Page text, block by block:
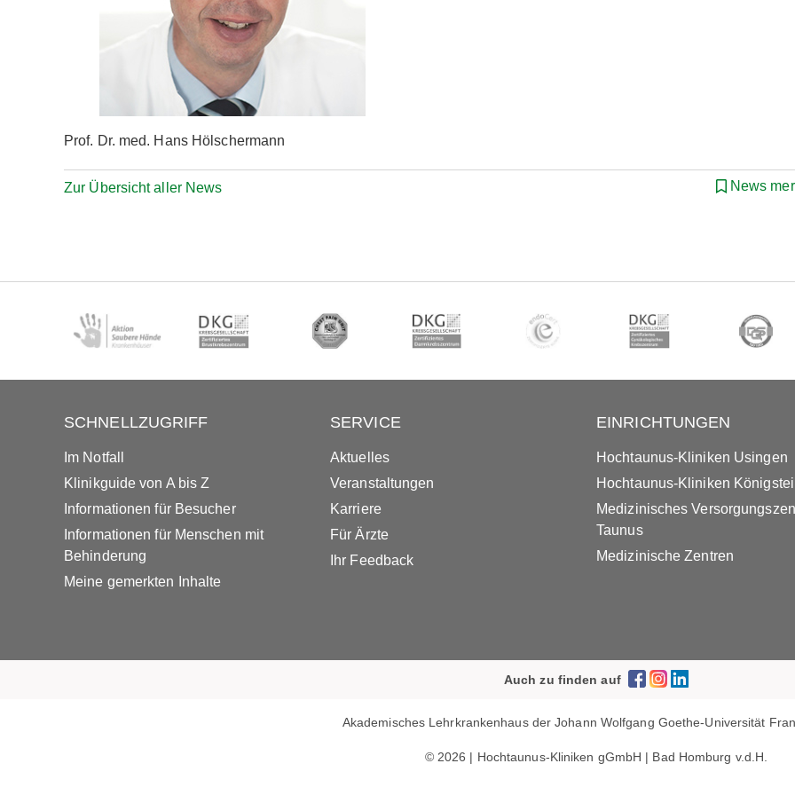
Prof. Dr. med. Hans Hölschermann
Zur Übersicht aller News News
SCHNELLZUGRIFF
Im Notfall
Klinikguide von A bis Z
Informationen für Besucher
Informationen für Menschen mit
Behinderung
Meine gemerkten Inhalte
SERVICE
Aktuelles
Veranstaltungen
Karriere
Für Ärzte
Ihr Feedback
EINRICHTUNGEN
Hochtaunus-Kliniken Usingen
Hochtaunus-Kliniken
Medizinisches
Taunus
Medizinische Zentren
Auch zu finden auf
Akademisches Lehrkrankenhaus der Johann Wolfgang Goethe-Universität
© 2026 | Hochtaunus-Kliniken gGmbH | Bad Homburg v.d.H.